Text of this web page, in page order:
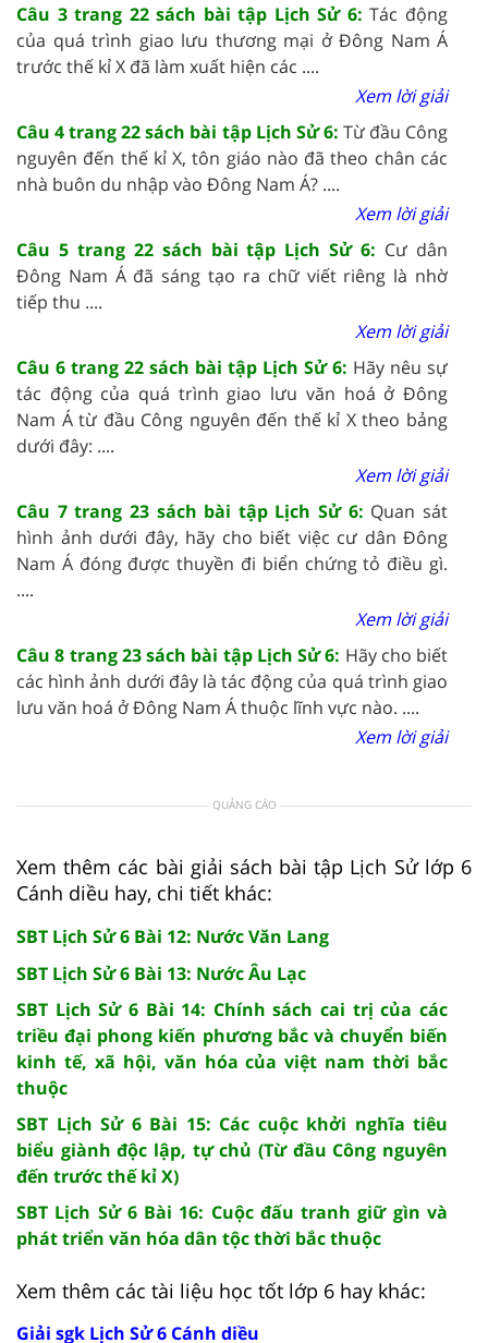
Câu 3 trang 22 sách bài tập Lịch Sử 6:Tác động
của quá trình giao lưu thương mại ở Đông Nam Á
trước thế kỉ X đã làm xuất hiện các ....
Xem lời giải
Câu 4 trang 22 sách bài tập Lịch Sử 6: Từ đầu Công
nguyên đến thế kỉ X, tôn giáo nào đã theo chân các
nhà buôn du nhập vào Đông Nam Á? ....
Xem lời giải
Câu 5 trang 22 sách bài tập Lịch Sử 6: Cư dân
Đông Nam Á đã sáng tạo ra chữ viết riêng là nhờ
tiếp thu ....
Xem lời giải
Câu 6 trang 22 sách bài tập Lịch Sử 6: Hãy nêu sự
tác động của quá trình giao lưu văn hoá ở Đông
Nam Á từ đầu Công nguyên đến thế kỉ X theo bảng
dưới đây: ....
Xem lời giải
Câu 7 trang 23 sách bài tập Lịch Sử 6: Quan sát
hình ảnh dưới đây, hãy cho biết việc cư dân Đông
Nam Á đóng được thuyền đi biển chứng tỏ điều gì.
....
Xem lời giải
Câu 8 trang 23 sách bài tập Lịch Sử 6: Hãy cho biết
các hình ảnh dưới đây là tác động của quá trình giao
lưu văn hoá ở Đông Nam Á thuộc lĩnh vực nào. ....
Xem lời giải
QUẢNG CÁO
Xem thêm các bài giải sách bài tập Lịch Sử lớp 6
Cánh diều hay, chi tiết khác:
SBT Lịch Sử 6 Bài 12: Nước Văn Lang
SBT Lịch Sử 6 Bài 13: Nước Âu Lạc
SBT Lịch Sử 6 Bài 14: Chính sách cai trị của các
triều đại phong kiến phương bắc và chuyển biến
kinh tế, xã hội, văn hóa của việt nam thời bắc
thuộc
SBT Lịch Sử 6 Bài 15: Các cuộc khởi nghĩa tiêu
biểu giành độc lập, tự chủ (Từ đầu Công nguyên
đến trước thế kỉ X)
SBT Lịch Sử 6 Bài 16: Cuộc đấu tranh giữ gìn và
phát triển văn hóa dân tộc thời bắc thuộc
Xem thêm các tài liệu học tốt lớp 6 hay khác:
Giải sgk Lịch Sử 6 Cánh diều